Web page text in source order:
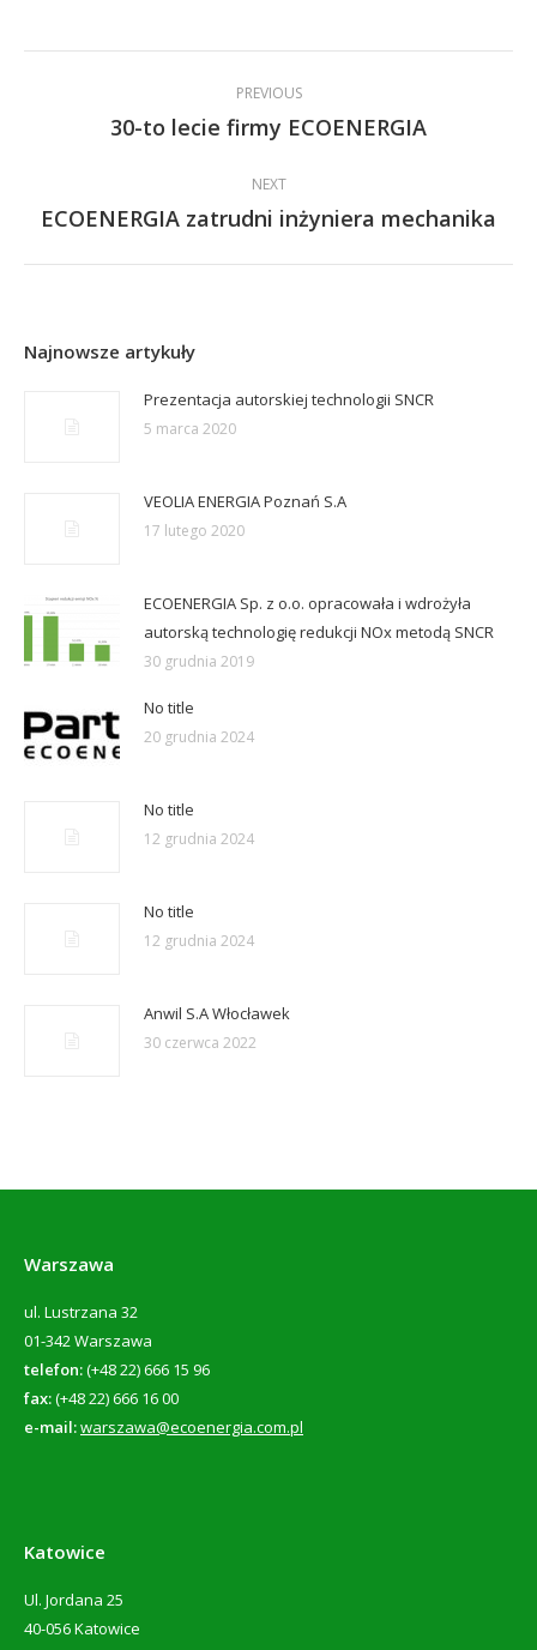
navigation
PREVIOUS
Previous
30-to lecie firmy ECOENERGIA
NEXT
Next
ECOENERGIA zatrudni inżyniera mechanika
Najnowsze artykuły
Prezentacja autorskiej technologii SNCR
5 marca 2020
VEOLIA ENERGIA Poznań S.A
17 lutego 2020
ECOENERGIA Sp. z o.o. opracowała i wdrożyła
autorską technologię redukcji NOx metodą SNCR
30 grudnia 2019
No title
20 grudnia 2024
No title
12 grudnia 2024
No title
12 grudnia 2024
Anwil S.A Włocławek
30 czerwca 2022
Warszawa
ul. Lustrzana 32
01-342 Warszawa
telefon:(+48 22) 666 15 96
fax:(+48 22) 666 16 00
e-mail:warszawa@ecoenergia.com.pl
Katowice
Ul. Jordana 25
40-056 Katowice